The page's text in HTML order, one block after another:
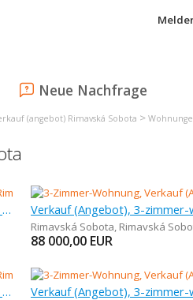
Neue Nachfrage
(angebot) Rimavská Sobota >
Verkauf (Angebot), 3-zimmer-wohnung, 73 m
Rimavská Sobota, Rimavská
88 000,00 EUR
Verkauf (Angebot), 3-zimmer-wohnung, 66 m